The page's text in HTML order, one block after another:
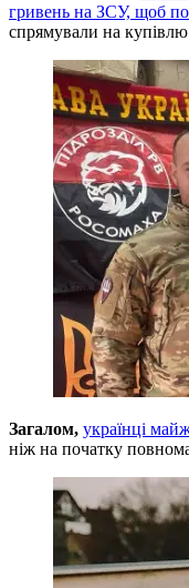
гривень на ЗСУ, щоб
спрямували на
Загалом, українці
ніж на початку